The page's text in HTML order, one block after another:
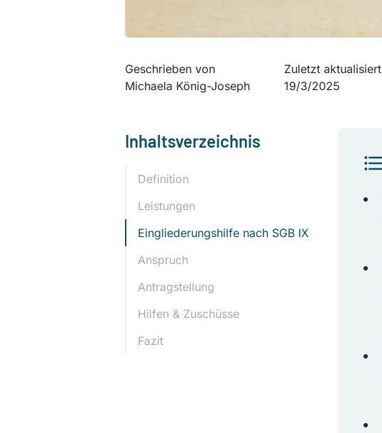
Geschrieben von
Michaela König-Joseph
Zuletzt aktualisiert
19/3/2025
Inhaltsverzeichnis
Definition
Leistungen
Eingliederungshilfe nach SGB IX
Anspruch
Antragstellung
Hilfen & Zuschüsse
Fazit